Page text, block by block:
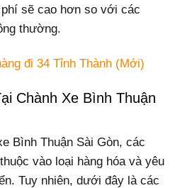
sẽ cao hơn so với các
thường.
đi 34 Tỉnh Thành (Mới)
Chành Xe Bình Thuận
Bình Thuận Sài Gòn, các
vào loại hàng hóa và yêu
Tuy nhiên, dưới đây là các